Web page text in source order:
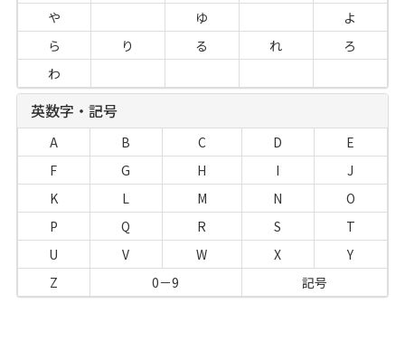
や
ゆ
よ
ら
り る れ
ろ
わ
英数字・記号
A B C D
E
F
G H I
J
K
L M N
O
P
Q R S
T
U
V W X
Y
Z
0－9 記号